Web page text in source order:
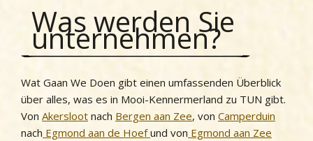
Was werden Sie
unternehmen?
Wat Gaan We Doen gibt einen umfassenden Überblick
über alles, was es in Mooi-Kennermerland zu TUN gibt.
Von Akersloot nach Bergen aan Zee, von Camperduin
nach Egmond aan de Hoefund von Egmond aan Zee